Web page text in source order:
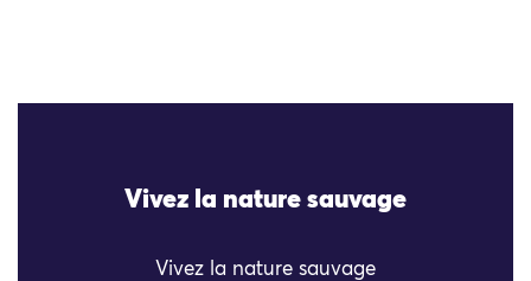
Vivez la nature sauvage
Vivez la nature sauvage